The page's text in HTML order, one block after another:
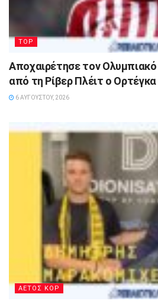
TOP
Αποχαιρέτησε τον Ολυμπιακό
από τη Ρίβερ Πλέιτ ο Ορτέγκα
6 ΑΥΓΟΎΣΤΟΥ, 2026
ΑΕΤΟΣ ΚΟΡ